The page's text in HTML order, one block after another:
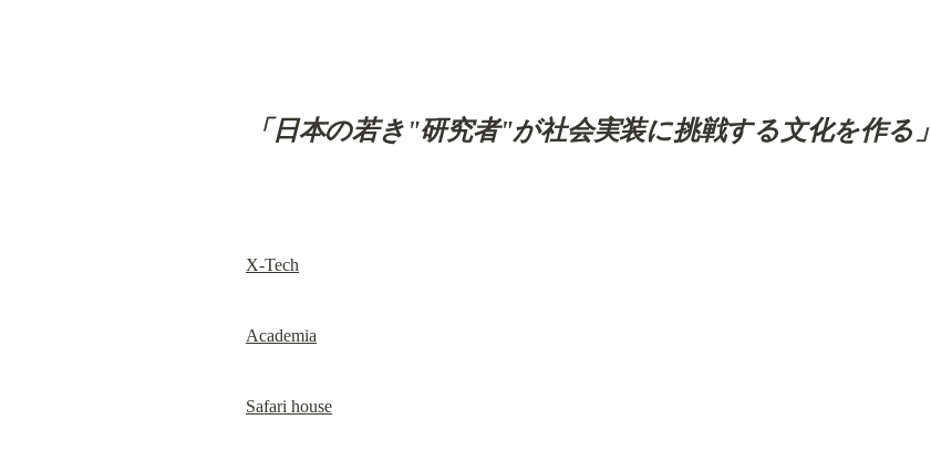
「日本の若き"研究者"が社会実装に挑戦する文化を作る」
X-Tech
Academia
Safari house